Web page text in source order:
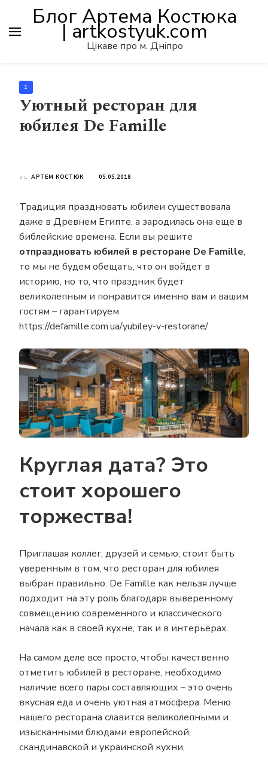
Блог Артема Костюка
| artkostyuk.com
Цікаве про м. Дніпро
1
Уютный ресторан для
юбилея De Famille
від АРТЕМ КОСТЮК 05.05.2018
Традиция праздновать юбилеи существовала
даже в Древнем Египте, а зародилась она еще в
библейские времена. Если вы решите
отпраздновать юбилей в ресторане De Famille,
то мы не будем обещать, что он войдет в
историю, но то, что праздник будет
великолепным и понравится именно вам и вашим
гостям – гарантируем
https://defamille.com.ua/yubiley-v-restorane/
Круглая дата? Это
стоит хорошего
торжества!
Приглашая коллег, друзей и семью, стоит быть
уверенным в том, что ресторан для юбилея
выбран правильно. De Famille как нельзя лучше
подходит на эту роль благодаря выверенному
совмещению современного и классического
начала как в своей кухне, так и в интерьерах.
На самом деле все просто, чтобы качественно
отметить юбилей в ресторане, необходимо
наличие всего пары составляющих – это очень
вкусная еда и очень уютная атмосфера. Меню
нашего ресторана славится великолепными и
изысканными блюдами европейской,
скандинавской и украинской кухни,